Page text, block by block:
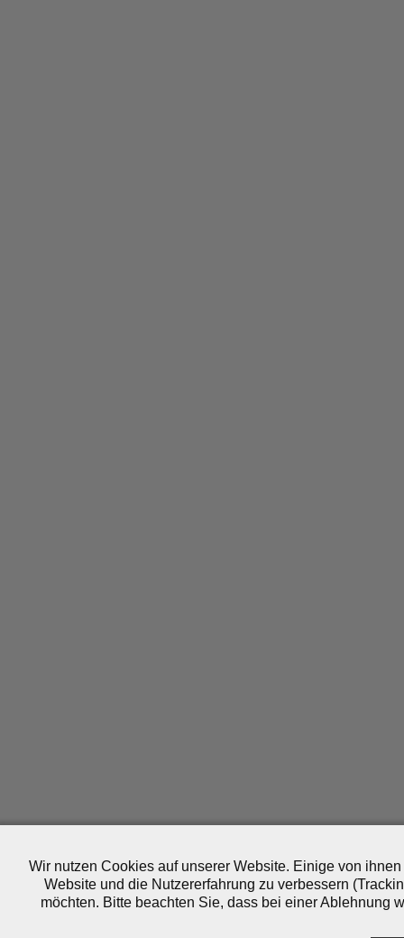
Wir nutzen Cookies auf unserer Website. Einige von
Website und die Nutzererfahrung zu verbessern
möchten. Bitte beachten Sie, dass bei einer Ablehnung